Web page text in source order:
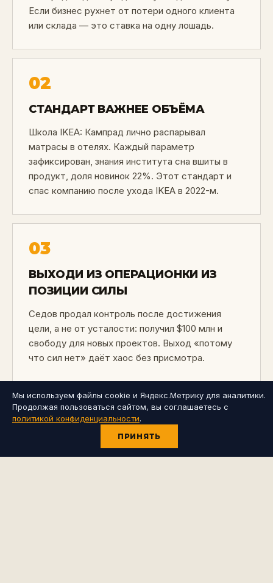
Если бизнес рухнет от потери одного клиента
или склада — это ставка на одну лошадь.
02
СТАНДАРТ ВАЖНЕЕ ОБЪЁМА
Школа IKEA: Кампрад лично распарывал
матрасы в отелях. Каждый параметр
зафиксирован, знания института сна вшиты в
продукт, доля новинок 22%. Этот стандарт и
спас компанию после ухода IKEA в 2022-м.
03
ВЫХОДИ ИЗ ОПЕРАЦИОНКИ ИЗ
ПОЗИЦИИ СИЛЫ
Седов продал контроль после достижения
цели, а не от усталости: получил $100 млн и
свободу для новых проектов. Выход «потому
что сил нет» даёт хаос без присмотра.
04
НЕ КОРМИ СЕБЯ РАНО
Мы используем файлы cookie и Яндекс.Метрику для аналитики.
Продолжая пользоваться сайтом, вы соглашаетесь с
политикой конфиденциальности.
ПРИНЯТЬ